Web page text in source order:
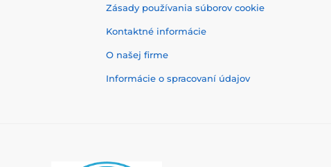
Zásady používania súborov cookie
Kontaktné informácie
O našej firme
Informácie o spracovaní údajov